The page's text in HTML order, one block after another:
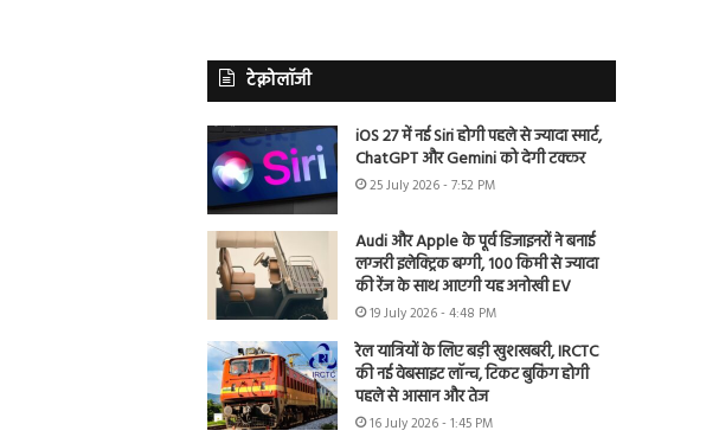
टेक्नोलॉजी
iOS 27 में नई Siri होगी पहले से ज्यादा स्मार्ट,
ChatGPT और Gemini को देगी टक्कर
25 July 2026 - 7:52 PM
Audi और Apple के पूर्व डिजाइनरों ने बनाई
लग्जरी इलेक्ट्रिक बग्गी, 100 किमी से ज्यादा
की रेंज के साथ आएगी यह अनोखी EV
19 July 2026 - 4:48 PM
रेल यात्रियों के लिए बड़ी खुशखबरी, IRCTC
की नई वेबसाइट लॉन्च, टिकट बुकिंग होगी
पहले से आसान और तेज
16 July 2026 - 1:45 PM